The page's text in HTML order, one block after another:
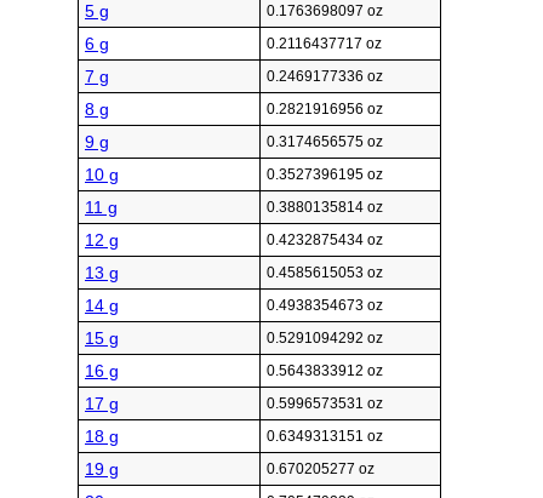
5 g 0.1763698097 oz
6 g 0.2116437717 oz
7 g 0.2469177336 oz
8 g 0.2821916956 oz
9 g 0.3174656575 oz
10 g 0.3527396195 oz
11 g 0.3880135814 oz
12 g 0.4232875434 oz
13 g 0.4585615053 oz
14 g 0.4938354673 oz
15 g 0.5291094292 oz
16 g 0.5643833912 oz
17 g 0.5996573531 oz
18 g 0.6349313151 oz
19 g 0.670205277 oz